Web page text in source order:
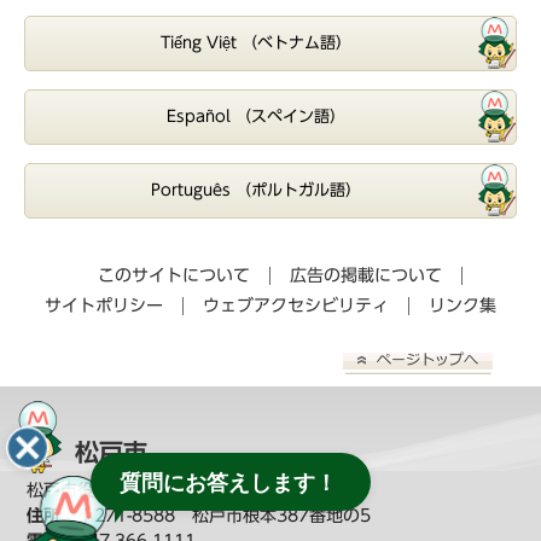
Tiếng Việt （ベトナム語）
Español （スペイン語）
Português （ポルトガル語）
このサイトについて
広告の掲載について
サイトポリシー
ウェブアクセシビリティ リンク集
松戸市
松戸市役所（教育委員会へのお問い合わせ
住所：〒271-8588 松戸市根本387番地の5
質問にお答えします！